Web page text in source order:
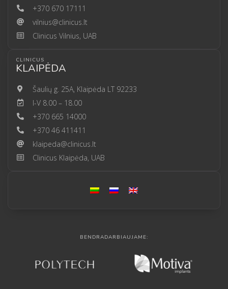
+370 670 17111
vilnius@clinicus.lt
Clinicus Vilnius, UAB
CLINICUS
KLAIPĖDA
Šaulių g. 25A, Klaipėda LT 92233
I-V 8.00 – 18.00
+370 665 14000
+370 46 411411
klaipeda@clinicus.lt
Clinicus Klaipėda, UAB
BENDRADARBIAUJAME: